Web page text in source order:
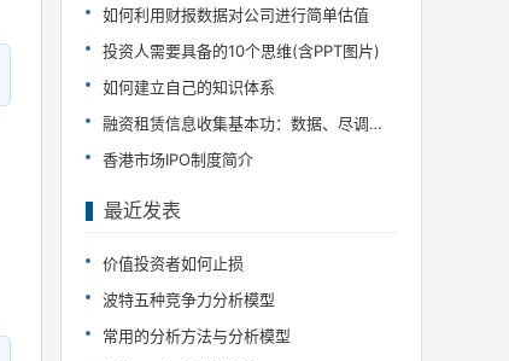
如何利用财报数据对公司进行简单估值
投资人需要具备的10个思维(含PPT图片)
如何建立自己的知识体系
融资租赁信息收集基本功：数据、尽调、行研
香港市场IPO制度简介
最近发表
价值投资者如何止损
波特五种竞争力分析模型
常用的分析方法与分析模型